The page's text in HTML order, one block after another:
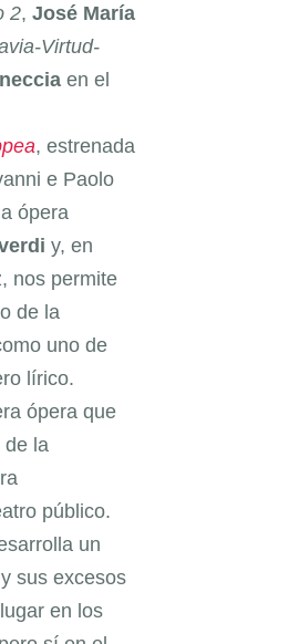
2, José María
Virtud-
en el
, estrenada
e Paolo
ópera
y, en
nos permite
de la
uno de
lírico.
ópera que
de la
público.
un
sus excesos
en los